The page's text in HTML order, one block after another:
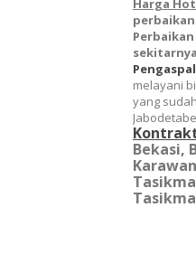
Harga
Perbaikan
melayani
yang
Bekasi,